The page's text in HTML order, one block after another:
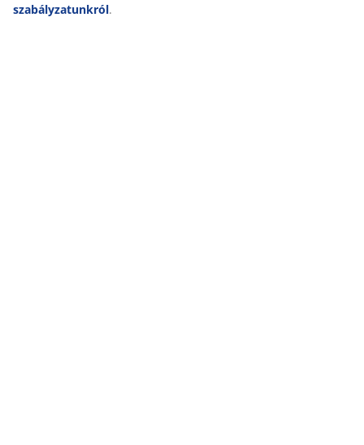
szabályzatunkról.